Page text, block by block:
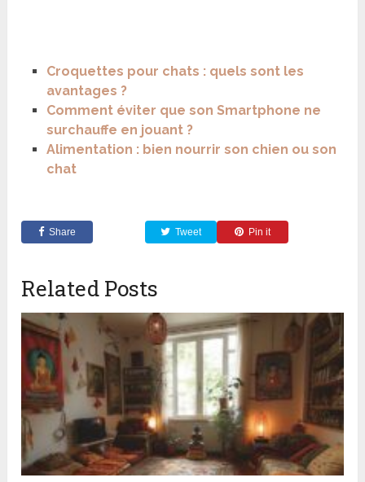
Croquettes pour chats : quels sont les
avantages ?
Comment éviter que son Smartphone ne
surchauffe en jouant ?
Alimentation : bien nourrir son chien ou son
chat
Share Tweet Pin it
Related Posts